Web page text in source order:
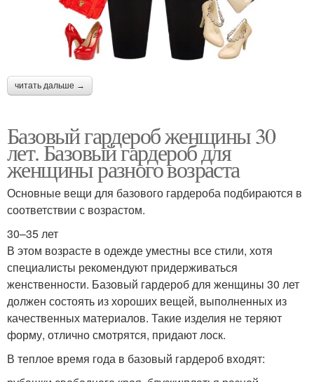
читать дальше →
Базовый гардероб женщины 30
лет. Базовый гардероб для
женщины разного возраста
Основные вещи для базового гардероба подбираются в
соответствии с возрастом.
30–35 лет
В этом возрасте в одежде уместны все стили, хотя
специалисты рекомендуют придерживаться
женственности. Базовый гардероб для женщины 30 лет
должен состоять из хороших вещей, выполненных из
качественных материалов. Такие изделия не теряют
форму, отлично смотрятся, придают лоск.
В теплое время года в базовый гардероб входят: